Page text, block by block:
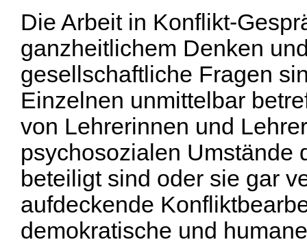
Die Arbeit in Konflikt-
ganzheitlichem Denken
gesellschaftliche Fragen
Einzelnen unmittelbar
von Lehrerinnen und
psychosozialen Umstände
beteiligt sind oder sie gar
aufdeckende
demokratische und